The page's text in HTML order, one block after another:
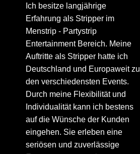
Ich besitze langjährige
Erfahrung als Stripper im
Menstrip - Partystrip
Entertainment Bereich. Meine
Auftritte als Stripper hatte ich
Deutschland und Europaweit zu
den verschiedensten Events.
Durch meine Flexibilität und
Individualität kann ich bestens
auf die Wünsche der Kunden
eingehen. Sie erleben eine
seriösen und zuverlässige